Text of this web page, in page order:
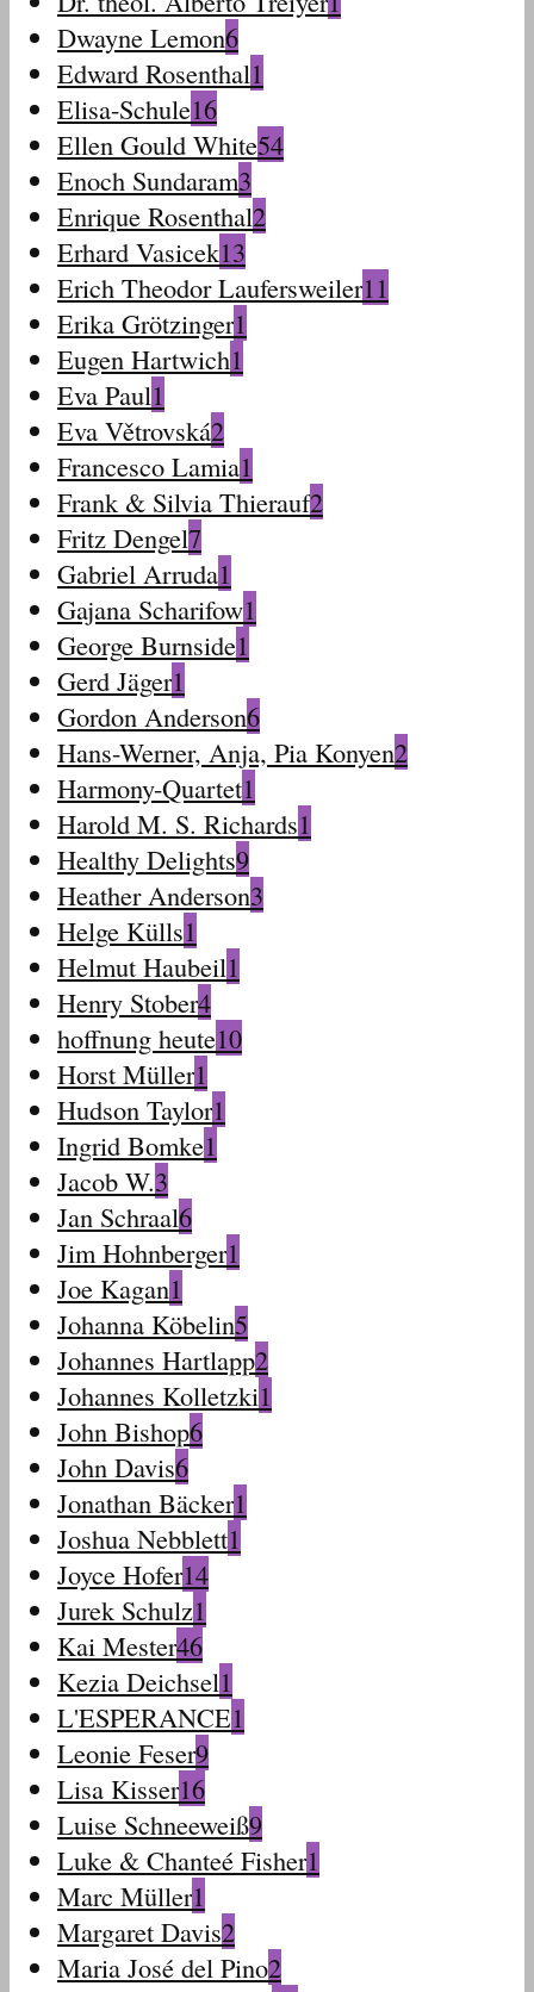
Dwayne Lemon6
Edward Rosenthal1
Elisa-Schule16
Ellen Gould White54
Enoch Sundaram3
Enrique Rosenthal2
Erhard Vasicek13
Erich Theodor Laufersweiler11
Erika Grötzinger1
Eugen Hartwich1
Eva Paul1
Eva Větrovská2
Francesco Lamia1
Frank & Silvia Thierauf2
Fritz Dengel7
Gabriel Arruda1
Gajana Scharifow1
George Burnside1
Gerd Jäger1
Gordon Anderson6
Hans-Werner, Anja, Pia Konyen2
Harmony-Quartet1
Harold M. S. Richards1
Healthy Delights9
Heather Anderson3
Helge Külls1
Helmut Haubeil1
Henry Stober4
hoffnung heute10
Horst Müller1
Hudson Taylor1
Ingrid Bomke1
Jacob W.3
Jan Schraal6
Jim Hohnberger1
Joe Kagan1
Johanna Köbelin5
Johannes Hartlapp2
Johannes Kolletzki1
John Bishop6
John Davis6
Jonathan Bäcker1
Joshua Nebblett1
Joyce Hofer14
Jurek Schulz1
Kai Mester46
Kezia Deichsel1
L'ESPERANCE1
Leonie Feser9
Lisa Kisser16
Luise Schneeweiß9
Luke & Chanteé Fisher1
Marc Müller1
Margaret Davis2
Maria José del Pino2